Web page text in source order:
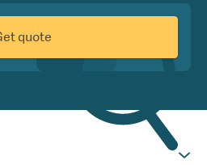
quote